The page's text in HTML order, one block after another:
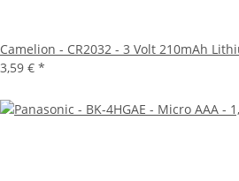
Camelion - CR2032 - 3 Volt 210mAh
3,59 € *